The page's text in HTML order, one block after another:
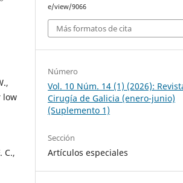
low
C.,
e/view/9066
Más formatos de cita
Número
Vol. 10 Núm. 14 (1) (2026):
Cirugía de Galicia (enero-junio)
(Suplemento 1)
Sección
Artículos especiales